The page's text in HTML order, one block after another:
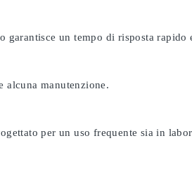
garantisce un tempo di risposta
alcuna manutenzione.
per un uso frequente sia in